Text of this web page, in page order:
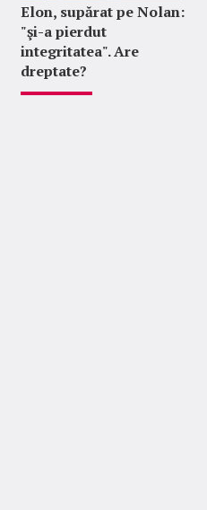
Elon, supărat pe Nolan:
"şi-a pierdut
integritatea". Are
dreptate?